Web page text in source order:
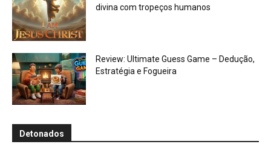
divina com tropeços humanos
Review: Ultimate Guess Game – Dedução,
Estratégia e Fogueira
Detonados